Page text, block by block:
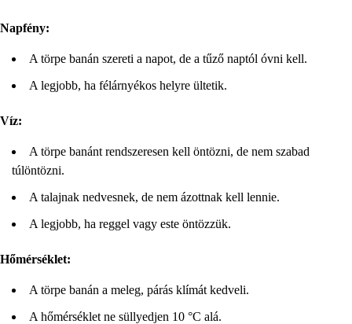
Napfény:
A törpe banán szereti a napot, de a tűző naptól óvni kell.
A legjobb, ha félárnyékos helyre ültetik.
Víz:
A törpe banánt rendszeresen kell öntözni, de nem szabad
túlöntözni.
A talajnak nedvesnek, de nem ázottnak kell lennie.
A legjobb, ha reggel vagy este öntözzük.
Hőmérséklet:
A törpe banán a meleg, párás klímát kedveli.
A hőmérséklet ne süllyedjen 10 °C alá.